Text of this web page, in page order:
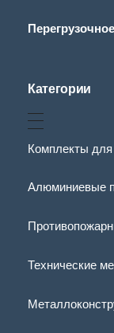
Категории
Комплекты для
Алюминиевые
Технические